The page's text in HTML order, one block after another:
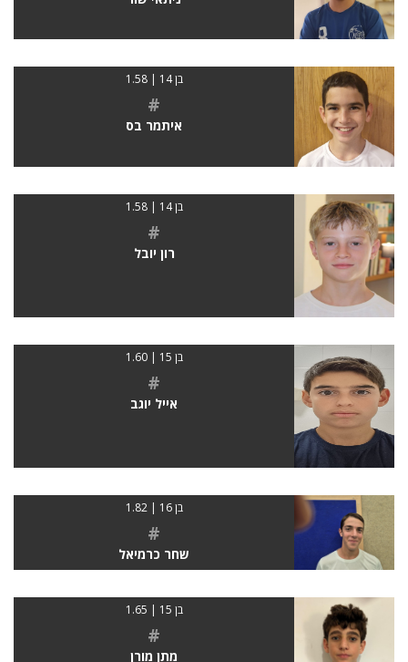
בן 14 | 1.58
#
איתמר בס
בן 14 | 1.58
#
רון יובל
בן 15 | 1.60
#
אייל יוגב
בן 16 | 1.82
#
שחר כרמיאל
בן 15 | 1.65
#
מתן מורן